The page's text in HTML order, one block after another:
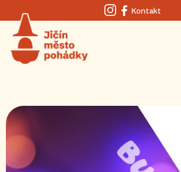
Instagram
Facebook
Kontakt